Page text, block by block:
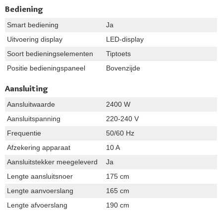
Bediening
Smart bediening
Ja
Uitvoering display
LED-display
Soort bedieningselementen
Tiptoets
Positie bedieningspaneel
Bovenzijde
Aansluiting
Aansluitwaarde
2400 W
Aansluitspanning
220-240 V
Frequentie
50/60 Hz
Afzekering apparaat
10 A
Aansluitstekker meegeleverd
Ja
Lengte aansluitsnoer
175 cm
Lengte aanvoerslang
165 cm
Lengte afvoerslang
190 cm